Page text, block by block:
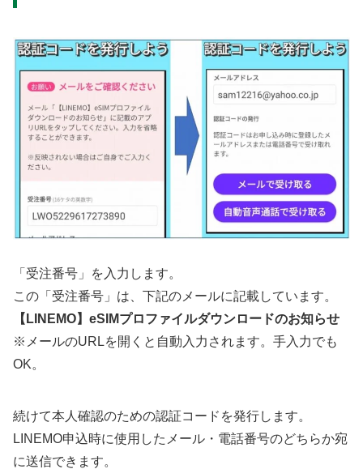
「受注番号」を入力します。
この「受注番号」は、下記のメールに記載しています。
【LINEMO】eSIMプロファイルダウンロードのお知らせ
※メールのURLを開くと自動入力されます。手入力でも
OK。
続けて本人確認のための認証コードを発行します。
LINEMO申込時に使用したメール・電話番号のどちらか宛
に送信できます。